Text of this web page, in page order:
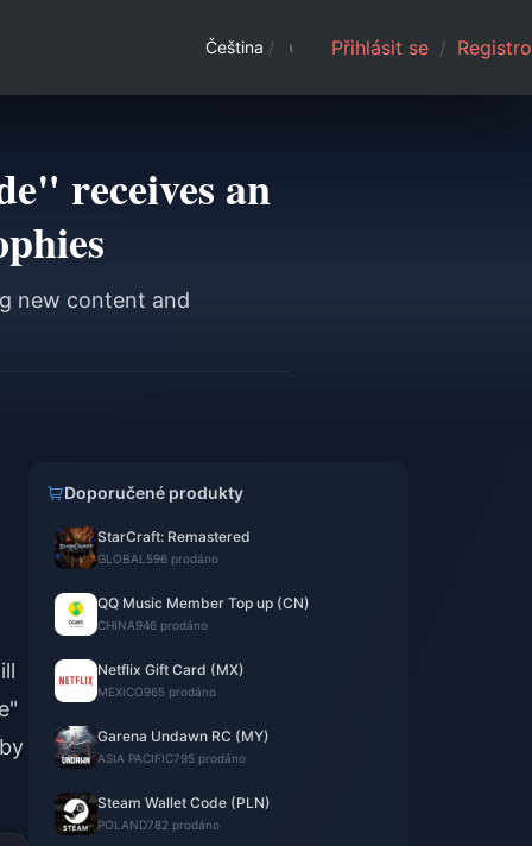
Čeština / Přihlásit se /
receives an
new content and
Doporučené produkty
StarCraft: Remastered
GLOBAL 596 prodáno
QQ Music Member Top up (CN)
CHINA946 prodáno
Netflix Gift Card (MX)
MEXICO965 prodáno
Garena Undawn RC (MY)
ASIA PACIFIC795 prodáno
Steam Wallet Code (PLN)
POLAND782 prodáno